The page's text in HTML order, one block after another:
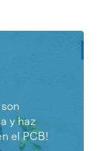
y haz
el PCB!